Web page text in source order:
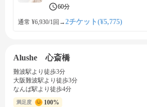
60分
通常 ¥6,930/1回 →2チケット(¥5,775)
Alushe 心斎橋
難波駅より徒歩3分
大阪難波駅より徒歩3分
なんば駅より徒歩4分
満足度 100%